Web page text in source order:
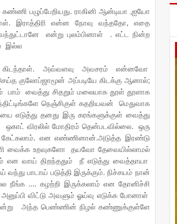
கண்ணி பழுப்பேறியது. ராகினி ஆன்டியா ,ஐயோ
இராத்திரி என்ன நோவு வந்ததோ, எதை
என்று புலம்பினாள் . எட்ட நின்ற
இல்ல
கிடந்தாள். அவ்வளவு அவசரம் என்னவோ
குலோப்ஜாமூன் அப்படியே கிடக்கு ஆனால்;
பாம் வைத்து சிதறும் மலையாக தூள் தூளாக
நெஞ்சிகுள் கதறியவன் மெதுவாக
எடுத்து தனது இரு கரங்களுக்குள் வைத்து
ஒகாட் விரலில் மோதிரம் தென்படவில்லை. ஒரு
கேட்கலாம். என எண்ணினான்.அடுத்த இரண்டு
வைக்க உறவுகளோ தயவோ தேவையில்லாமல்
என வாய் திறந்ததும் நீ எடுத்து வைத்தாயா
பாடாய் படுத்தி இருக்கும். நிச்சயம் நான்
நீங்க .... கழற்றி இருக்கலாம் என தோனிச்சி
விட்டு அவளும் ஓய்வு எடுக்க போனாள்
அந்த பெண்ணின் நிழல் கண்ணுக்குள்ளே